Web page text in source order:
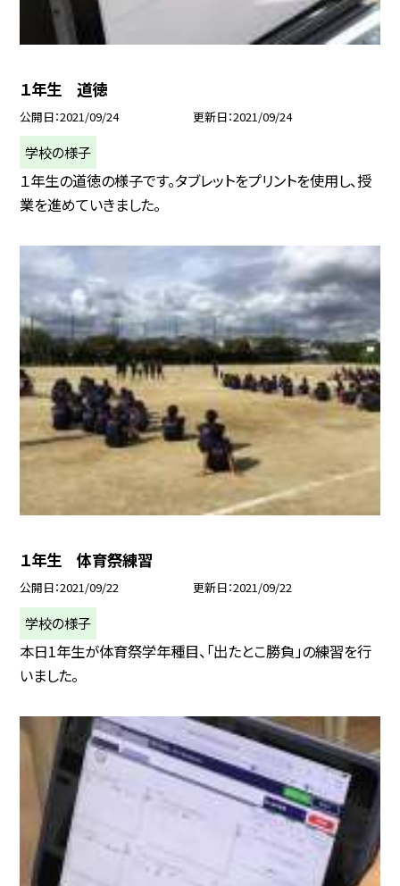
１年生 道徳
公開日 2021/09/24 更新日 2021/09/24
学校の様子
１年生の道徳の様子です。タブレットをプリントを使用し、授
業を進めていきました。
１年生 体育祭練習
公開日 2021/09/22 更新日 2021/09/22
学校の様子
本日1年生が体育祭学年種目、「出たとこ勝負」の練習を行
いました。